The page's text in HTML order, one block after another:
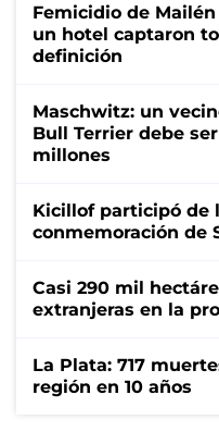
Femicidio de
un hotel captaron
definición
Maschwitz: un
Bull Terrier debe
millones
Kicillof participó de
conmemoración de
Casi 290 mil
extranjeras en la
La Plata: 717
región en 10 años